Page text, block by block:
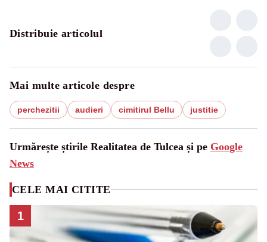
Distribuie articolul
Mai multe articole despre
perchezitii audieri cimitirul Bellu justitie
Urmărește știrile Realitatea de Tulcea și pe Google
News
CELE MAI CITITE
1